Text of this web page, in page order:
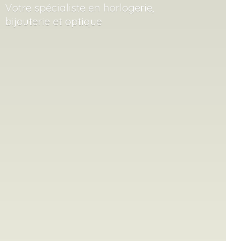
Votre spécialiste en horlogerie,
bijouterie et optique